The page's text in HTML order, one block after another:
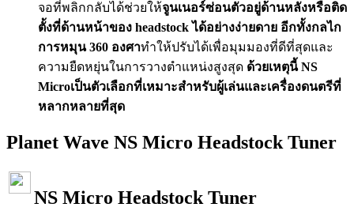
จอที่พลิกกลับได้ช่วยให้จูนเนอร์ซ่อนตัวอยู่ด้านหลังหรือติด
ตั้งที่ด้านหน้าของ headstock ได้อย่างง่ายดาย อีกทั้งกลไก
การหมุน 360 องศาทำให้ปรับได้เพื่อมุมมองที่ดีที่สุดและ
ความยืดหยุ่นในการวางตำแหน่งสูงสุด ด้วยเหตุนี้ NS
Microเป็นตัวเลือกที่เหมาะสำหรับผู้เล่นและเครื่องดนตรีที่
หลากหลายที่สุด
Planet Wave NS Micro Headstock Tuner
NS Micro Headstock Tuner